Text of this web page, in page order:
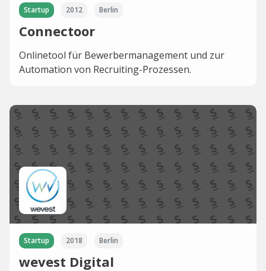
Startup 2012 Berlin
Connectoor
Onlinetool für Bewerbermanagement und zur
Automation von Recruiting-Prozessen.
Startup 2018 Berlin
wevest Digital